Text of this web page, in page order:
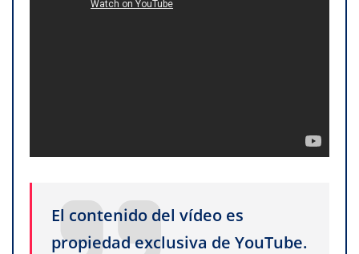
El contenido del vídeo es
propiedad exclusiva de YouTube.